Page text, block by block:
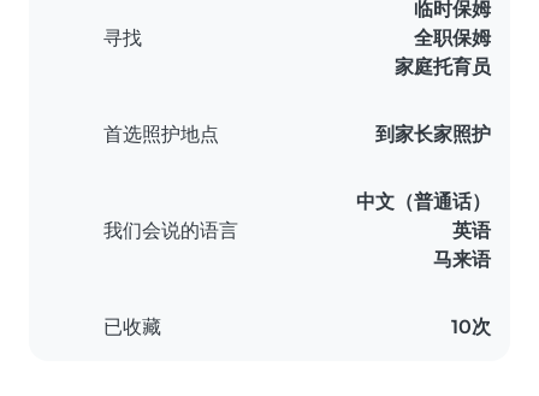
寻找
临时保姆
全职保姆
家庭托育员
首选照护地点 到家长家照护
我们会说的语言
中文（普通话）
英语
马来语
已收藏 10次